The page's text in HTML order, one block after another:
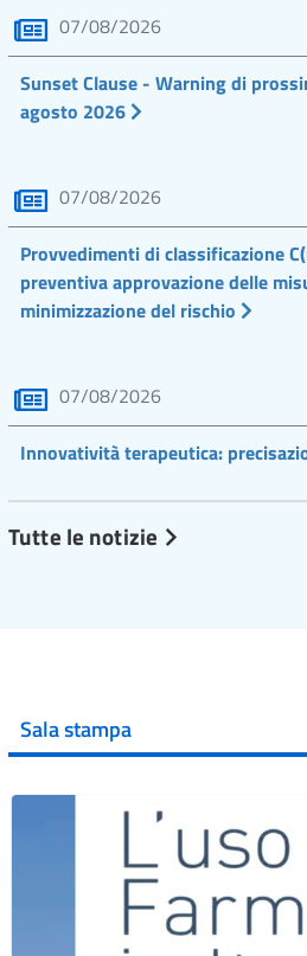
07/08/2026
Sunset Clause - Warning di
agosto 2026
07/08/2026
Provvedimenti di classificazione
preventiva approvazione delle
minimizzazione del rischio
07/08/2026
Innovatività terapeutica:
Tutte le notizie
Sala stampa